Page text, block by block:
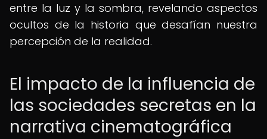
entre la luz y la sombra, revelando aspectos
ocultos de la historia que desafían nuestra
percepción de la realidad.
El impacto de la influencia de
las sociedades secretas en la
narrativa cinematográfica